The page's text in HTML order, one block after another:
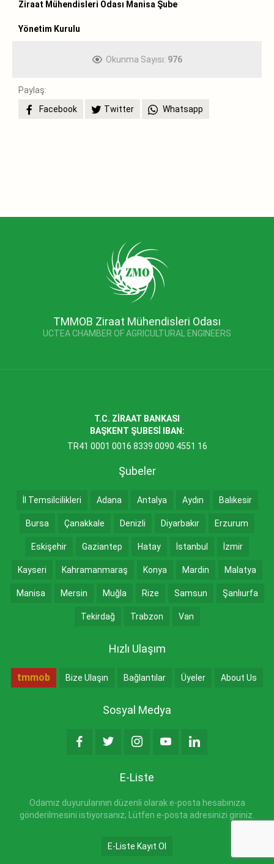
Ziraat Mühendisleri Odası Manisa Şube
Yönetim Kurulu
Okunma Sayısı: 976
Paylaş:
Facebook
Twitter Whatsapp
TMMOB Ziraat Mühendisleri Odası
UCTEA CHAMBER OF AGRICULTURAL ENGINEERS
T.C. ZİRAAT BANKASI
BAŞKENT ŞUBESİ IBAN:
TR41 0001 0016 8339 0090 4551 16
Şubeler
İl Temsilcilikleri Adana Antalya Aydın Balıkesir
Bursa Çanakkale Denizli Diyarbakır Erzurum
Eskişehir Gaziantep Hatay İstanbul İzmir
Kayseri Kahramanmaraş Konya Mardin Malatya
Manisa Mersin Muğla Rize Samsun Şanlıurfa
Tekirdağ Trabzon Van
Hızlı Ulaşım
tmmob Bize Ulaşın Bağlantılar Üyeler About Us
Sosyal Medya
E-Liste
Odamız duyurularının düzenli olarak e-posta hesabınıza
gönderilmesini istiyorsanız; Lütfen e-posta adresinizi giriniz.
E-Liste Kayıt Ol